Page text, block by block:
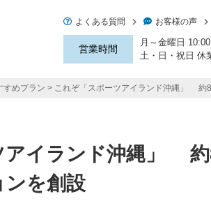
よくある質問 お客様の声
営業時間
月～金曜日
土・日・祝日 休
すめプラン これぞ「スポーツアイランド沖縄」 約
アイランド沖縄」
ンを創設